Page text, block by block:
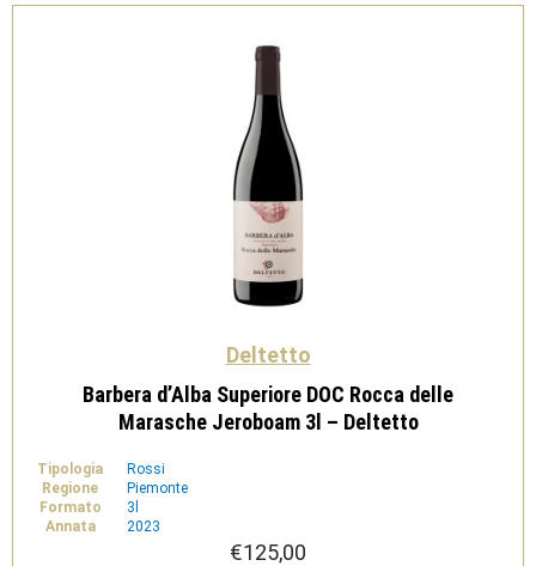
Deltetto
Barbera d’Alba Superiore DOC Rocca delle
Marasche Jeroboam 3l – Deltetto
Tipologia
Rossi
Regione
Piemonte
Formato
3l
Annata
2023
€125,00